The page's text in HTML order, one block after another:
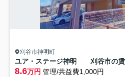
刈谷市神明町
8.6万円 管理/共益費1,000円